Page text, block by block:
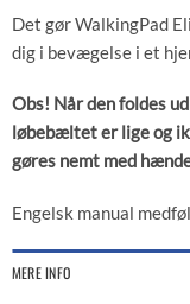
Det gør WalkingPad
dig i bevægelse i et
Obs! Når den foldes
løbebæltet er lige og
gøres nemt med
Engelsk manual
MERE INFO